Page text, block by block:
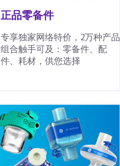
正品零备件
专享独家网络特价，2万种产品
组合触手可及：零备件、配
件、耗材，供您选择